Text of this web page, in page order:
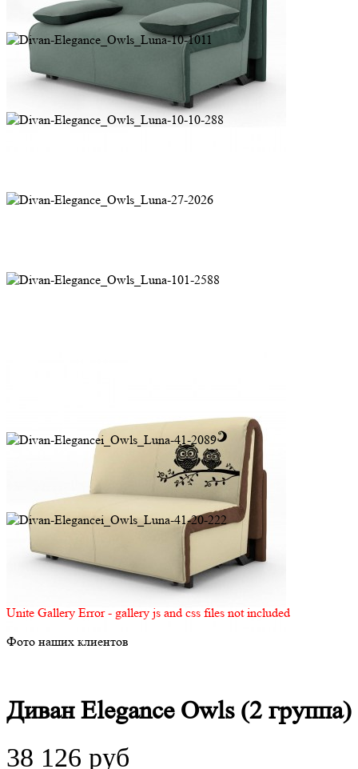
Unite Gallery Error - gallery js and css files not included
Фото наших клиентов
Диван Elegance Owls (2 группа)
38 126 руб